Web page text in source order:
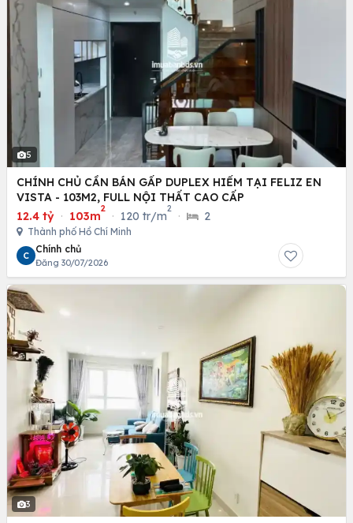
5
CHÍNH CHỦ CẦN BÁN GẤP DUPLEX HIẾM TẠI FELIZ EN
VISTA - 103M2, FULL NỘI THẤT CAO CẤP
12.4 tỷ · 103m
2
· 120 tr/m
2
· 2
Thành phố Hồ Chí Minh
C
Chính chủ
Đăng 30/07/2026
3